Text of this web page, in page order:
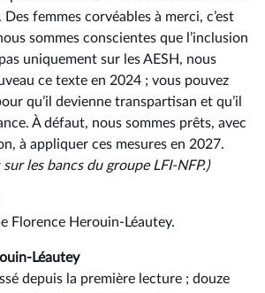
femmes corvéables à merci, c’est
sommes conscientes que l’inclusion
uniquement sur les AESH, nous
ce texte en 2024 ; vous pouvez
qu’il devienne transpartisan et qu’il
À défaut, nous sommes prêts, avec
à appliquer ces mesures en 2027.
les bancs du groupe LFI-NFP.)
Florence Herouin-Léautey.
Léautey
depuis la première lecture ; douze